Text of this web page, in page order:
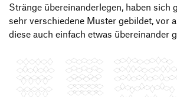
Stränge übereinanderlegen, haben sich
sehr verschiedene Muster gebildet, vor
diese auch einfach etwas übereinander